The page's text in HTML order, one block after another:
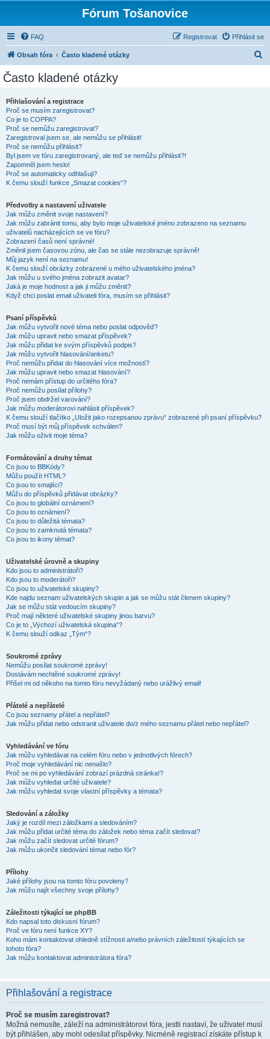
Fórum Tošanovice
FAQ Přihlásit se
Registrovat
Obsah fóra Často kladené otázky
Často kladené otázky
Přihlašování a registrace
Proč se musím zaregistrovat?
Co je to COPPA?
Proč se nemůžu zaregistrovat?
Zaregistroval jsem se, ale nemůžu se přihlásit!
Proč se nemůžu přihlásit?
Byl jsem ve fóru zaregistrovaný, ale teď se nemůžu přihlásit?!
Zapomněl jsem heslo!
Proč se automaticky odhlašuji?
K čemu slouží funkce „Smazat cookies“?
Předvolby a nastavení uživatele
Jak můžu změnit svoje nastavení?
Jak můžu zabránit tomu, aby bylo moje uživatelské jméno zobrazeno na seznamu
uživatelů nacházejících se ve fóru?
Zobrazení časů není správné!
Změnil jsem časovou zónu, ale čas se stále nezobrazuje správně!
Můj jazyk není na seznamu!
K čemu slouží obrázky zobrazené u mého uživatelského jména?
Jak můžu u svého jména zobrazit avatar?
Jaká je moje hodnost a jak ji můžu změnit?
Když chci poslat email uživateli fóra, musím se přihlásit?
Psaní příspěvků
Jak můžu vytvořit nové téma nebo poslat odpověď?
Jak můžu upravit nebo smazat příspěvek?
Jak můžu přidat ke svým příspěvků podpis?
Jak můžu vytvořit hlasování/anketu?
Proč nemůžu přidat do hlasování více možností?
Jak můžu upravit nebo smazat hlasování?
Proč nemám přístup do určitého fóra?
Proč nemůžu posílat přílohy?
Proč jsem obdržel varování?
Jak můžu moderátorovi nahlásit příspěvek?
K čemu slouží tlačítko „Uložit jako rozepsanou zprávu“ zobrazené při psaní příspěvku?
Proč musí být můj příspěvek schválen?
Jak můžu oživit moje téma?
Formátování a druhy témat
Co jsou to BBKódy?
Můžu použít HTML?
Co jsou to smajlíci?
Můžu do příspěvků přidávat obrázky?
Co jsou to globální oznámení?
Co jsou to oznámení?
Co jsou to důležitá témata?
Co jsou to zamknutá témata?
Co jsou to ikony témat?
Uživatelské úrovně a skupiny
Kdo jsou to administrátoři?
Kdo jsou to moderátoři?
Co jsou to uživatelské skupiny?
Kde najdu seznam uživatelských skupin a jak se můžu stát členem skupiny?
Jak se můžu stát vedoucím skupiny?
Proč mají některé uživatelské skupiny jinou barvu?
Co je to „Výchozí uživatelská skupina“?
K čemu slouží odkaz „Tým“?
Soukromé zprávy
Nemůžu posílat soukromé zprávy!
Dostávám nechtěné soukromé zprávy!
Přišel mi od někoho na tomto fóru nevyžádaný nebo urážlivý email!
Přátelé a nepřátelé
Co jsou seznamy přátel a nepřátel?
Jak můžu přidat nebo odstranit uživatele do/z mého seznamu přátel nebo nepřátel?
Vyhledávání ve fóru
Jak můžu vyhledávat na celém fóru nebo v jednotlivých fórech?
Proč moje vyhledávání nic nenašlo?
Proč se mi po vyhledávání zobrazí prázdná stránka!?
Jak můžu vyhledat určité uživatele?
Jak můžu vyhledat svoje vlastní příspěvky a témata?
Sledování a záložky
Jaký je rozdíl mezi záložkami a sledováním?
Jak můžu přidat určité téma do záložek nebo téma začít sledovat?
Jak můžu začít sledovat určité fórum?
Jak můžu ukončit sledování témat nebo fór?
Přílohy
Jaké přílohy jsou na tomto fóru povoleny?
Jak můžu najít všechny svoje přílohy?
Záležitosti týkající se phpBB
Kdo napsal toto diskusní fórum?
Proč ve fóru není funkce XY?
Koho mám kontaktovat ohledně stížnosti a/nebo právních záležitostí týkajících se
tohoto fóra?
Jak můžu kontaktovat administrátora fóra?
Přihlašování a registrace
Proč se musím zaregistrovat?
Možná nemusíte, záleží na administrátorovi fóra, jestli nastaví, že uživatel musí
být přihlášen, aby mohl odesílat příspěvky. Nicméně registrací získáte přístup k